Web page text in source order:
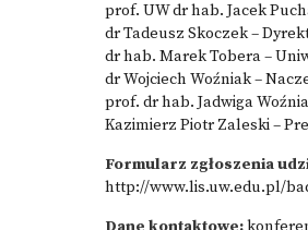
prof. UW dr hab. Jacek
dr Tadeusz Skoczek –
dr hab. Marek Tobera –
dr Wojciech Woźniak –
prof. dr hab. Jadwiga
Kazimierz Piotr Zaleski –
Formularz zgłoszenia
http://www.lis.uw.edu.pl/